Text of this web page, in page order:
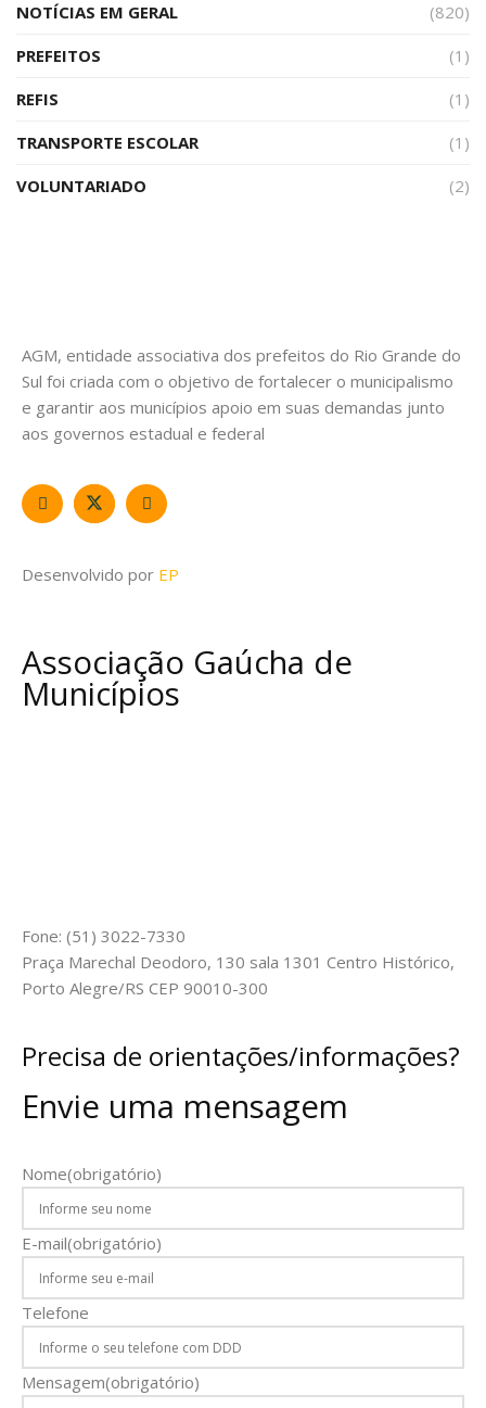
NOTÍCIAS EM GERAL
(820)
PREFEITOS
(1)
REFIS
(1)
TRANSPORTE ESCOLAR
(1)
VOLUNTARIADO
(2)
AGM, entidade associativa dos prefeitos do Rio Grande do
Sul foi criada com o objetivo de fortalecer o municipalismo
e garantir aos municípios apoio em suas demandas junto
aos governos estadual e federal
Desenvolvido por EP
Associação Gaúcha de
Municípios
Fone: (51) 3022-7330
Praça Marechal Deodoro, 130 sala 1301 Centro Histórico,
Porto Alegre/RS CEP 90010-300
Precisa de orientações/informações?
Envie uma mensagem
Nome(obrigatório)
E-mail(obrigatório)
Telefone
Mensagem(obrigatório)